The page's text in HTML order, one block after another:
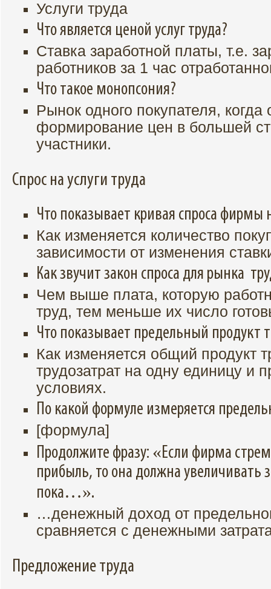
Услуги труда
Что является ценой услуг труда?
Ставка заработной платы, т.е.
работников за 1 час
Что такое монопсония?
Рынок одного покупателя, когда
формирование цен в большей
участники.
Спрос на услуги труда
Что показывает кривая спроса фирмы
Как изменяется количество
зависимости от изменения
Как звучит закон спроса для рынка
Чем выше плата, которую
труд, тем меньше их число
Что показывает предельный продукт
Как изменяется общий продукт
трудозатрат на одну единицу и
условиях.
По какой формуле измеряется
[формула]
Продолжите фразу: «Если фирма
прибыль, то она должна увеличивать
пока…».
…денежный доход от
сравняется с денежными
Предложение труда